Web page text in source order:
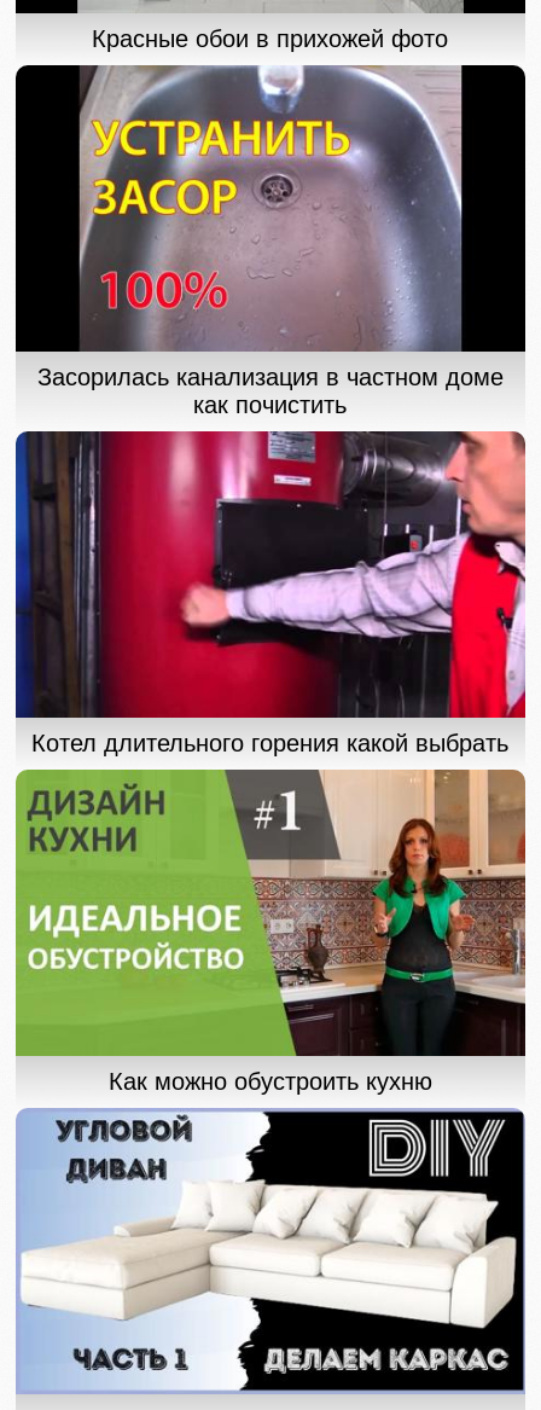
Красные обои в прихожей фото
Засорилась канализация в частном доме
как почистить
Котел длительного горения какой выбрать
Как можно обустроить кухню